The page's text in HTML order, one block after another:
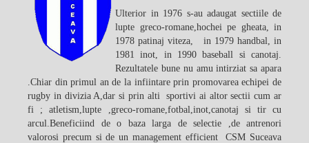
Ulterior in 1976 s-au adaugat sectiile de
lupte greco-romane,hochei pe gheata, in
1978 patinaj viteza, in 1979 handbal, in
1981 inot, in 1990 baseball si canotaj.
Rezultatele bune nu amu intirziat sa apara
.Chiar din primul an de la infiintare prin promovarea echipei de
rugby in divizia A,dar si prin alti sportivi ai altor sectii cum ar
fi ; atletism,lupte ,greco-romane,fotbal,inot,canotaj si tir cu
arcul.Beneficiind de o baza larga de selectie ,de antrenori
valorosi precum si de un management efficient CSM Suceava